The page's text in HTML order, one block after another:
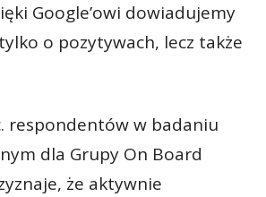
Google’owi dowiadujemy
o pozytywach, lecz także
respondentów w badaniu
dla Grupy On Board
że aktywnie